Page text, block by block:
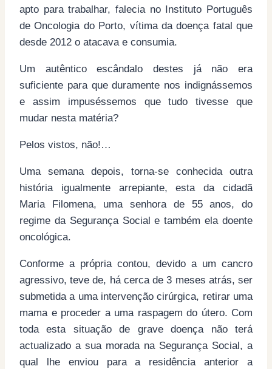
apto para trabalhar, falecia no Instituto Português
de Oncologia do Porto, vítima da doença fatal que
desde 2012 o atacava e consumia.
Um autêntico escândalo destes já não era
suficiente para que duramente nos indignássemos
e assim impuséssemos que tudo tivesse que
mudar nesta matéria?
Pelos vistos, não!…
Uma semana depois, torna-se conhecida outra
história igualmente arrepiante, esta da cidadã
Maria Filomena, uma senhora de 55 anos, do
regime da Segurança Social e também ela doente
oncológica.
Conforme a própria contou, devido a um cancro
agressivo, teve de, há cerca de 3 meses atrás, ser
submetida a uma intervenção cirúrgica, retirar uma
mama e proceder a uma raspagem do útero. Com
toda esta situação de grave doença não terá
actualizado a sua morada na Segurança Social, a
qual lhe enviou para a residência anterior a